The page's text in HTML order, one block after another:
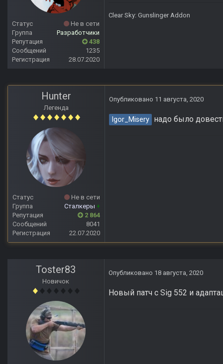
Статус
Не в сети
Группа
Разработчики
Репутация
438
Сообщений
1235
Регистрация
28.07.2020
Clear Sky: Gunslinger Addon
Hunter
Легенда
Статус
Не в сети
Группа
Сталкеры +
Репутация
2 864
Сообщений
8041
Регистрация
22.07.2020
Опубликовано 11 августа, 2020
Igor_Misery надо было
Toster83
Новичок
Опубликовано 18 августа, 2020
Новый патч с Sig 552 и